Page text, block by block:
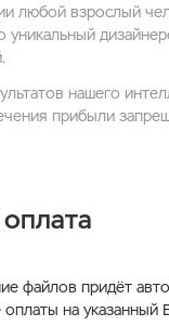
любой взрослый
уникальный
нашего
прибыли
файлов придёт
на указанный